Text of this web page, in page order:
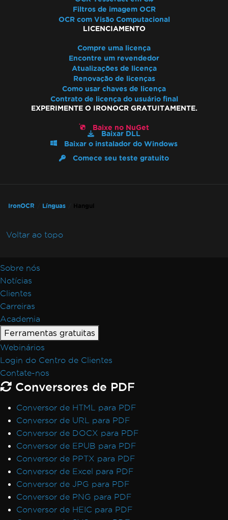
Filtros de imagem OCR
OCR com Visão Computacional
LICENCIAMENTO
Compre uma licença
Encontre um revendedor
Atualizações de licença
Renovação de licenças
Como usar chaves de licença
Contrato de licença do usuário final
EXPERIMENTE O IRONOCR GRATUITAMENTE.
Baixe no NuGet
Baixar DLL
Baixar o instalador do Windows
Comece seu teste gratuito
IronOCR Línguas Hangul
Voltar ao topo
Sobre nós
Notícias
Clientes
Carreiras
Academia
Ferramentas gratuitas
Webinários
Login do Centro de Clientes
Contate-nos
Conversores de PDF
Conversor de HTML para PDF
Conversor de URL para PDF
Conversor de DOCX para PDF
Conversor de EPUB para PDF
Conversor de PPTX para PDF
Conversor de Excel para PDF
Conversor de JPG para PDF
Conversor de PNG para PDF
Conversor de HEIC para PDF